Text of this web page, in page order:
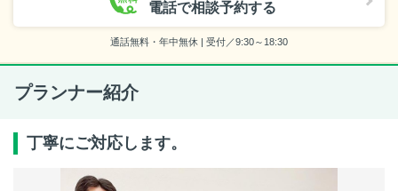
電話で相談予約する
通話無料・年中無休 | 受付／9:30～18:30
プランナー紹介
丁寧にご対応します。